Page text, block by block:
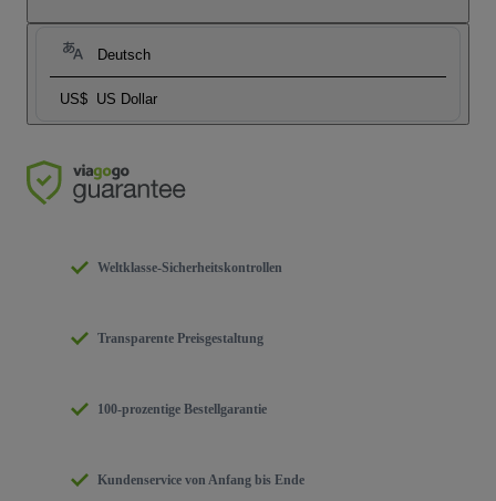
Deutsch
US$ US Dollar
Weltklasse-Sicherheitskontrollen
Transparente Preisgestaltung
100-prozentige Bestellgarantie
Kundenservice von Anfang bis Ende